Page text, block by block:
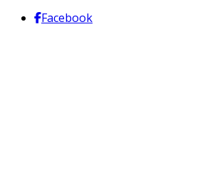
Facebook